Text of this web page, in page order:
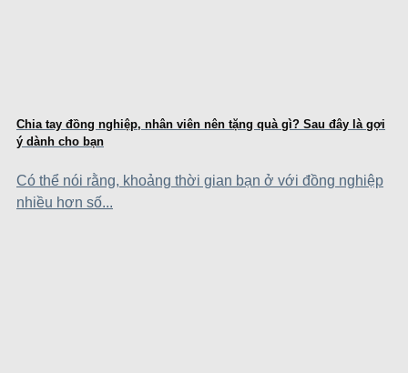
Chia tay đồng nghiệp, nhân viên nên tặng quà gì? Sau đây là gợi
ý dành cho bạn
Có thể nói rằng, khoảng thời gian bạn ở với đồng nghiệp
nhiều hơn số...